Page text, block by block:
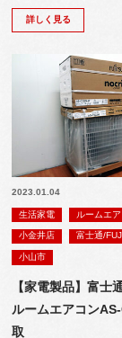
詳しく見る
2023.01.04
生活家電 ルームエ
小金井店 富士通/
小山市
【家電製品】富士
ルームエアコン
取